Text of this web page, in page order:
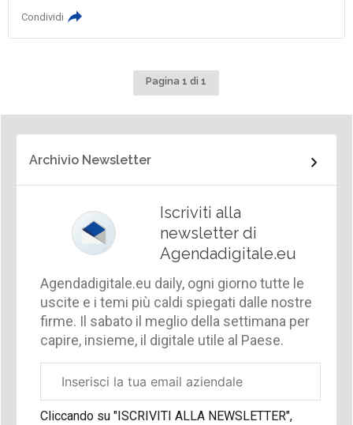
Condividi
Pagina 1 di 1
Archivio Newsletter
Iscriviti alla
newsletter di
Agendadigitale.eu
Agendadigitale.eu daily, ogni giorno tutte le
uscite e i temi più caldi spiegati dalle nostre
firme. Il sabato il meglio della settimana per
capire, insieme, il digitale utile al Paese.
aziendale
Cliccando su "ISCRIVITI ALLA NEWSLETTER",